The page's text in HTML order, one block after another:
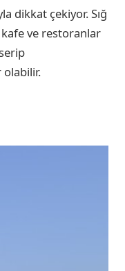
dikkat çekiyor. Sığ
kafe ve restoranlar
olabilir.